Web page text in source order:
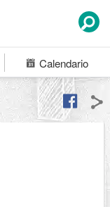
Calendario